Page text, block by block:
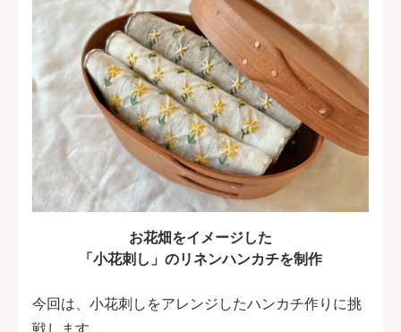
お花畑をイメージした
「小花刺し」のリネンハンカチを制作
今回は、小花刺しをアレンジしたハンカチ作りに挑
戦します。